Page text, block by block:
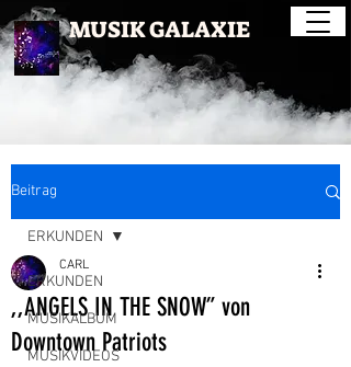
MUSIK GALAXIE
Beitrag
ERKUNDEN
MUSIKALBUM
MUSIKVIDEOS
ERKUNDEN
,,ANGELS IN THE SNOW” von
Downtown Patriots
CARL